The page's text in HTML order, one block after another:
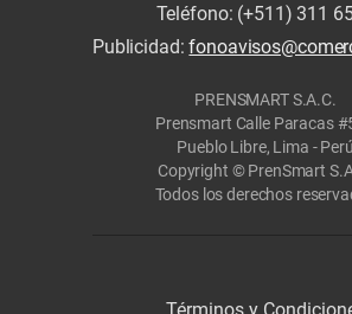
Teléfono: (+511) 311
Publicidad:
PRENSMART S.A.C.
Prensmart Calle Paracas
Pueblo Libre, Lima - Perú
Copyright © PrenSmart
Todos los derechos
Términos y